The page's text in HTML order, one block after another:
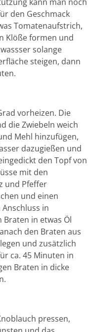
den Geschmack
Tomatenaufstrich,
Klöße formen und
solange
steigen, dann
vorheizen. Die
die Zwiebeln weich
Mehl hinzufügen,
dazugießen und
den Topf von
mit den
und Pfeffer
und einen
in
in etwas Öl
den Braten aus
und zusätzlich
ca. 45 Minuten in
Braten in dicke
pressen,